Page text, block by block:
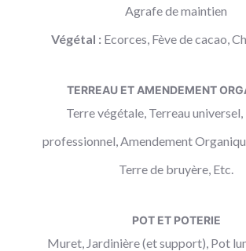
Agrafe de maintien
Végétal :Ecorces, Fève de cacao,
TERREAU ET AMENDEMENT
Terre végétale, Terreau universel,
professionnel, Amendement
Terre de bruyère, Etc.
POT ET POTERIE
Muret, Jardinière (et support), Pot